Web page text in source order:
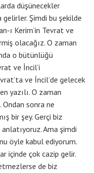
düşünecekler
Şimdi bu şekilde
ı Kerim’in Tevrat ve
olacağız. O zaman
o bütünlüğü
ve İncil’i
ve İncil’de gelecek
yazılı. O zaman
sonra ne
bir şey. Gerçi biz
Ama şimdi
öyle kabul ediyorum.
içinde çok cazip gelir.
de biz